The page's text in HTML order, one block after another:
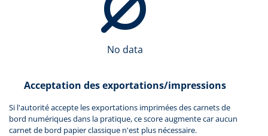
No data
Acceptation des exportations/impressions
Si l'autorité accepte les exportations imprimées des carnets de
bord numériques dans la pratique, ce score augmente car aucun
carnet de bord papier classique n'est plus nécessaire.